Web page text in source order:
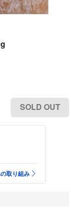
SOLD OUT
取り組み